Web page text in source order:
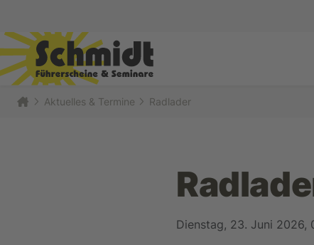
Aktuelles & Termine Radlader
Dienstag, 23. Juni 2026,